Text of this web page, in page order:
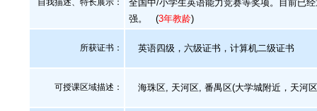
自我描述、特长展示 ：
全国中/小学生英语能力竞赛等奖项。目前已
强。
(3年教龄)
所获证书 ： 英语四级，六级证书，计算机二级证书
可授课区域描述： 海珠区, 天河区, 番禺区(大学城附近，天河